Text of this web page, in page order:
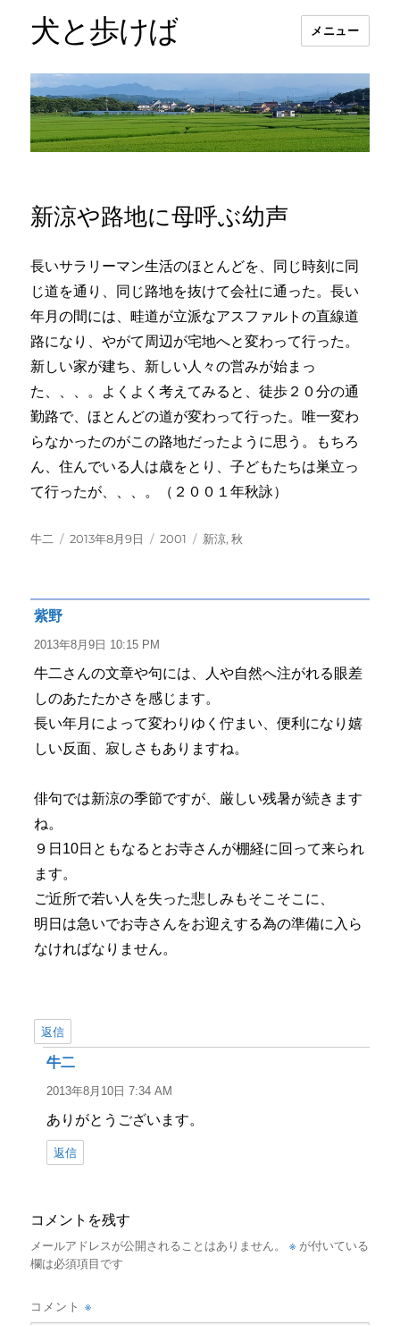
犬と歩けば メニュー
新涼や路地に母呼ぶ幼声
長いサラリーマン生活のほとんどを、同じ時刻に同
じ道を通り、同じ路地を抜けて会社に通った。長い
年月の間には、畦道が立派なアスファルトの直線道
路になり、やがて周辺が宅地へと変わって行った。
新しい家が建ち、新しい人々の営みが始まっ
た、、、。よくよく考えてみると、徒歩２０分の通
勤路で、ほとんどの道が変わって行った。唯一変わ
らなかったのがこの路地だったように思う。もちろ
ん、住んでいる人は歳をとり、子どもたちは巣立っ
て行ったが、、、。（２００１年秋詠）
投
牛二
投
2013年8月9日
カ
2001
タ
新涼,秋
紫野よ
り:
2013年8月9日 10:15 PM
牛二さんの文章や句には、人や自然へ注がれる眼差
しのあたたかさを感じます。
長い年月によって変わりゆく佇まい、便利になり嬉
しい反面、寂しさもありますね。
俳句では新涼の季節ですが、厳しい残暑が続きます
ね。
９日10日ともなるとお寺さんが棚経に回って来られ
ます。
ご近所で若い人を失った悲しみもそこそこに、
明日は急いでお寺さんをお迎えする為の準備に入ら
なければなりません。
返信
牛二よ
り:
2013年8月10日 7:34 AM
ありがとうございます。
返信
コメントを残す
メールアドレスが公開されることはありません。 ※ が付いている
欄は必須項目です
コメント※